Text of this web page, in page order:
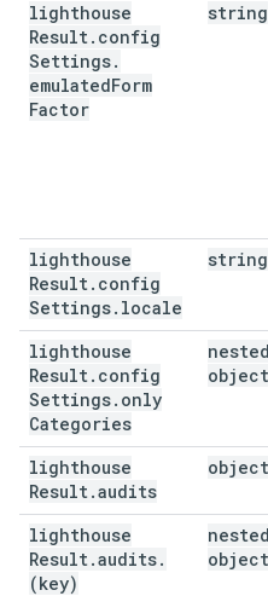
lighthouse
Result. config
Settings.
emulatedForm
Factor
string
lighthouse
Result. config
Settings. locale
string
lighthouse
Result. config
Settings. only
Categories
nested
object
lighthouse
Result.audits
object
lighthouse
Result.audits.
(key)
nested
object